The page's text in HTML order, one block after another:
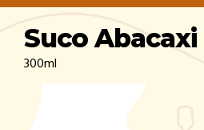
Suco Abacaxi
300ml